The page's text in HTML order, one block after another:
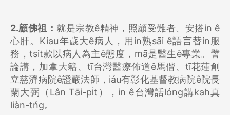
2.顧佛祖： 就是宗教ê精神，照顧受難者、安搭in ê
心肝。Kiau年歲大ê病人，用in熟sāi ê語言替in服
務，tsit款以病人為主ê態度，mā是醫生ê專業。譬
論講，加拿大籍、tī台灣醫療佈道ê馬偕、tī花蓮創
立慈濟病院ê證嚴法師，iáu有彰化基督教病院ê院長
蘭大弼（Lân Tāi-pi̍t），in ê台灣話lóng講kah真
liàn-tńg。